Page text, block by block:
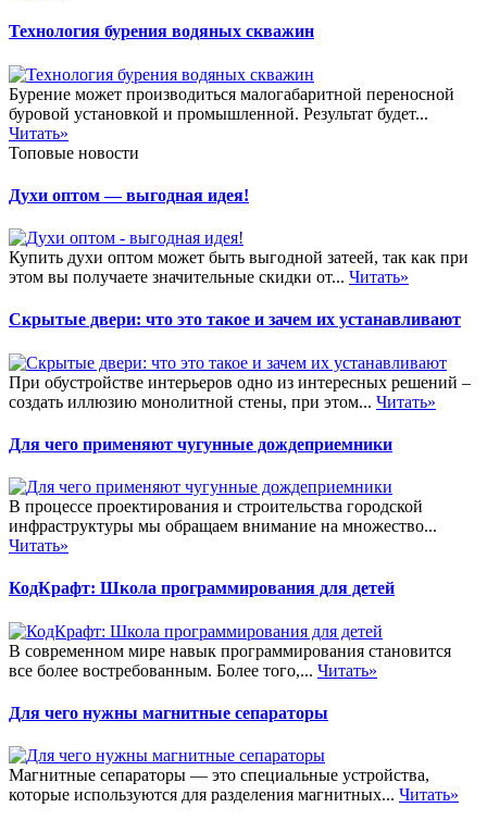
Технология бурения водяных скважин
Бурение может производиться малогабаритной переносной
буровой установкой и промышленной. Результат будет...
Читать»
Топовые новости
Духи оптом — выгодная идея!
Купить духи оптом может быть выгодной затеей, так как при
этом вы получаете значительные скидки от... Читать»
Скрытые двери: что это такое и зачем их устанавливают
При обустройстве интерьеров одно из интересных решений –
создать иллюзию монолитной стены, при этом... Читать»
Для чего применяют чугунные дождеприемники
В процессе проектирования и строительства городской
инфраструктуры мы обращаем внимание на множество...
Читать»
КодКрафт: Школа программирования для детей
В современном мире навык программирования становится
все более востребованным. Более того,... Читать»
Для чего нужны магнитные сепараторы
Магнитные сепараторы — это специальные устройства,
которые используются для разделения магнитных... Читать»